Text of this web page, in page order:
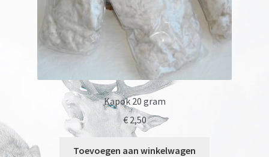
Kapok 20 gram
€2,50
Toevoegen aan winkelwagen